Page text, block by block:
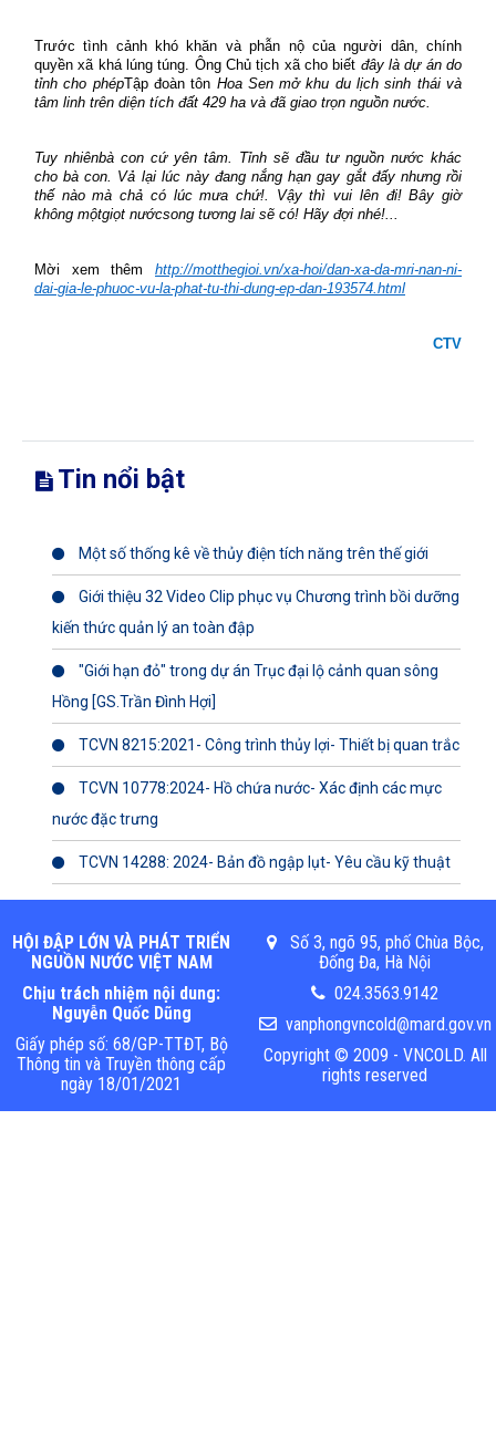
Trước tình cảnh khó khăn và phẫn nộ của người dân, chính
quyền xã khá lúng túng. Ông Chủ tịch xã cho biết đây là dự án do
tỉnh cho phépTập đoàn tôn Hoa Sen mở khu du lịch sinh thái và
tâm linh trên diện tích đất 429 ha và đã giao trọn nguồn nước.
Tuy nhiênbà con cứ yên tâm. Tỉnh sẽ đầu tư nguồn nước khác
cho bà con. Vả lại lúc này đang nắng hạn gay gắt đấy nhưng rồi
thế nào mà chả có lúc mưa chứ!. Vậy thì vui lên đi! Bây giờ
không mộtgiọt nướcsong tương lai sẽ có! Hãy đợi nhé!...
Mời xem thêm http://motthegioi.vn/xa-hoi/dan-xa-da-mri-nan-ni-
dai-gia-le-phuoc-vu-la-phat-tu-thi-dung-ep-dan-193574.html
CTV
Tin nổi bật
Một số thống kê về thủy điện tích năng trên thế giới
Giới thiệu 32 Video Clip phục vụ Chương trình bồi dưỡng
kiến thức quản lý an toàn đập
"Giới hạn đỏ" trong dự án Trục đại lộ cảnh quan sông
Hồng [GS.Trần Đình Hợi]
TCVN 8215:2021- Công trình thủy lợi- Thiết bị quan trắc
TCVN 10778:2024- Hồ chứa nước- Xác định các mực
nước đặc trưng
TCVN 14288: 2024- Bản đồ ngập lụt- Yêu cầu kỹ thuật
HỘI ĐẬP LỚN VÀ PHÁT TRIỂN
NGUỒN NƯỚC VIỆT NAM
Chịu trách nhiệm nội dung:
Nguyễn Quốc Dũng
Giấy phép số: 68/GP-TTĐT, Bộ
Thông tin và Truyền thông cấp
ngày 18/01/2021
Số 3, ngõ 95, phố Chùa Bộc,
Đống Đa, Hà Nội
024.3563.9142
vanphongvncold@mard.gov.vn
Copyright © 2009 - VNCOLD. All
rights reserved